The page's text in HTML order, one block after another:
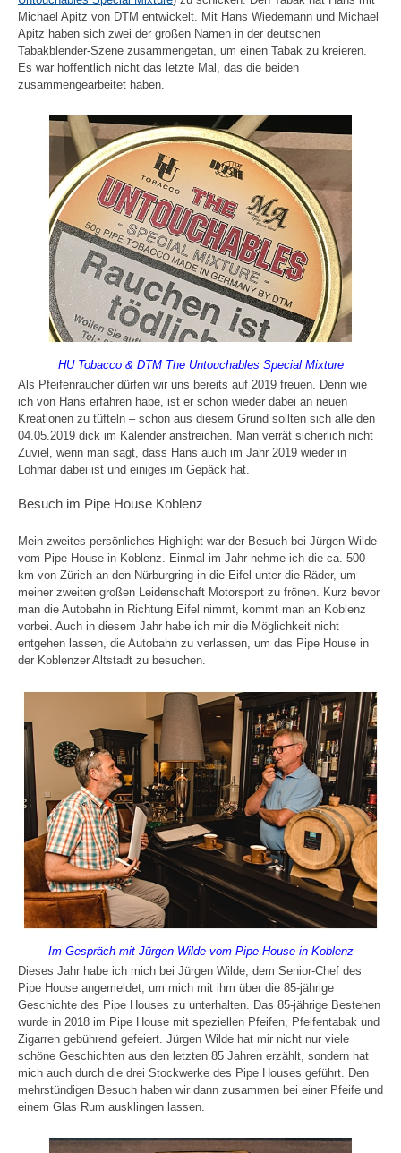
Michael Apitz von DTM entwickelt. Mit Hans Wiedemann und Michael
Apitz haben sich zwei der großen Namen in der deutschen
Tabakblender-Szene zusammengetan, um einen Tabak zu kreieren.
Es war hoffentlich nicht das letzte Mal, das die beiden
zusammengearbeitet haben.
HU Tobacco & DTM The Untouchables Special Mixture
Als Pfeifenraucher dürfen wir uns bereits auf 2019 freuen. Denn wie
ich von Hans erfahren habe, ist er schon wieder dabei an neuen
Kreationen zu tüfteln – schon aus diesem Grund sollten sich alle den
04.05.2019 dick im Kalender anstreichen. Man verrät sicherlich nicht
Zuviel, wenn man sagt, dass Hans auch im Jahr 2019 wieder in
Lohmar dabei ist und einiges im Gepäck hat.
Besuch im Pipe House Koblenz
Mein zweites persönliches Highlight war der Besuch bei Jürgen Wilde
vom Pipe House in Koblenz. Einmal im Jahr nehme ich die ca. 500
km von Zürich an den Nürburgring in die Eifel unter die Räder, um
meiner zweiten großen Leidenschaft Motorsport zu frönen. Kurz bevor
man die Autobahn in Richtung Eifel nimmt, kommt man an Koblenz
vorbei. Auch in diesem Jahr habe ich mir die Möglichkeit nicht
entgehen lassen, die Autobahn zu verlassen, um das Pipe House in
der Koblenzer Altstadt zu besuchen.
Im Gespräch mit Jürgen Wilde vom Pipe House in Koblenz
Dieses Jahr habe ich mich bei Jürgen Wilde, dem Senior-Chef des
Pipe House angemeldet, um mich mit ihm über die 85-jährige
Geschichte des Pipe Houses zu unterhalten. Das 85-jährige Bestehen
wurde in 2018 im Pipe House mit speziellen Pfeifen, Pfeifentabak und
Zigarren gebührend gefeiert. Jürgen Wilde hat mir nicht nur viele
schöne Geschichten aus den letzten 85 Jahren erzählt, sondern hat
mich auch durch die drei Stockwerke des Pipe Houses geführt. Den
mehrstündigen Besuch haben wir dann zusammen bei einer Pfeife und
einem Glas Rum ausklingen lassen.